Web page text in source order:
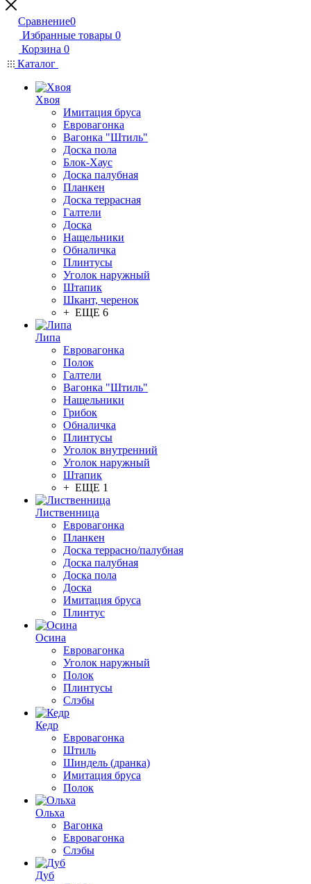
Сравнение0
Избранные товары 0
Корзина 0
Каталог
Хвоя
Имитация бруса
Евровагонка
Вагонка "Штиль"
Доска пола
Блок-Хаус
Доска палубная
Планкен
Доска террасная
Галтели
Доска
Нащельники
Обналичка
Плинтусы
Уголок наружный
Штапик
Шкант, черенок
+ ЕЩЕ 6
Липа
Евровагонка
Полок
Галтели
Вагонка "Штиль"
Нащельники
Грибок
Обналичка
Плинтусы
Уголок внутренний
Уголок наружный
Штапик
+ ЕЩЕ 1
Лиственница
Евровагонка
Планкен
Доска террасно/палубная
Доска палубная
Доска пола
Доска
Имитация бруса
Плинтус
Осина
Евровагонка
Уголок наружный
Полок
Плинтусы
Слэбы
Кедр
Евровагонка
Штиль
Шиндель (дранка)
Имитация бруса
Полок
Ольха
Вагонка
Евровагонка
Слэбы
Дуб